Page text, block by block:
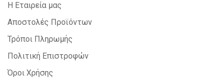
NISSAN - INTERSTAR - 2002-2009
Η Εταιρεία μας
Αποστολές Προϊόντων
Τρόποι Πληρωμής
Πολιτική Επιστροφών
Όροι Χρήσης